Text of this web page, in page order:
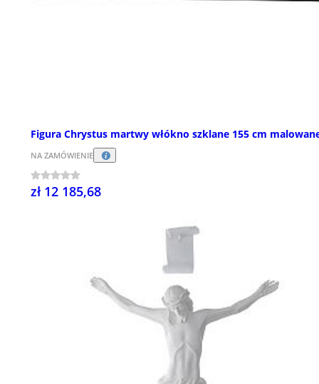
Figura Chrystus martwy włókno szklane 155 cm
NA ZAMÓWIENIE
zł 12 185,68